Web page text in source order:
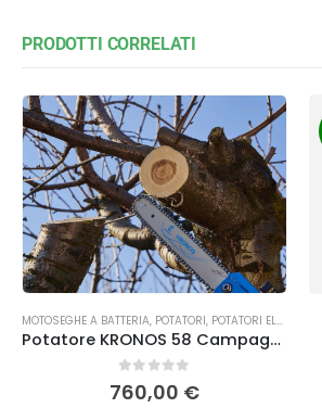
PRODOTTI CORRELATI
MOTOSEGHE A BATTERIA, POTATORI, POTATORI ELETTRICI ED A BATTERIA
Potatore KRONOS 58 Campagnola
0Su 5
760,00 €